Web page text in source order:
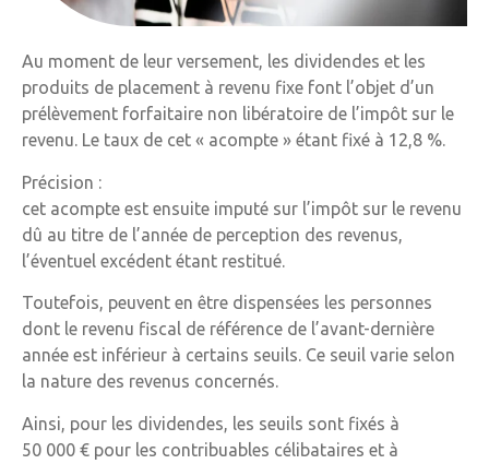
Au moment de leur versement, les dividendes et les
produits de placement à revenu fixe font l’objet d’un
prélèvement forfaitaire non libératoire de l’impôt sur le
revenu. Le taux de cet « acompte » étant fixé à 12,8 %.
Précision :
cet acompte est ensuite imputé sur l’impôt sur le revenu
dû au titre de l’année de perception des revenus,
l’éventuel excédent étant restitué.
Toutefois, peuvent en être dispensées les personnes
dont le revenu fiscal de référence de l’avant-dernière
année est inférieur à certains seuils. Ce seuil varie selon
la nature des revenus concernés.
Ainsi, pour les dividendes, les seuils sont fixés à
50 000 € pour les contribuables célibataires et à